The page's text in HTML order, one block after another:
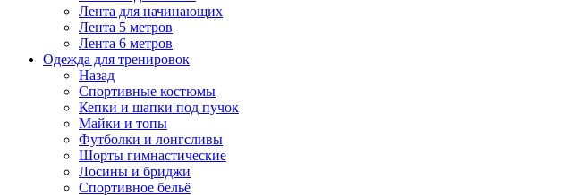
Лента для начинающих
Лента 5 метров
Лента 6 метров
Одежда для тренировок
Назад
Спортивные костюмы
Кепки и шапки под пучок
Майки и топы
Футболки и лонгсливы
Шорты гимнастические
Лосины и бриджи
Спортивное бельё